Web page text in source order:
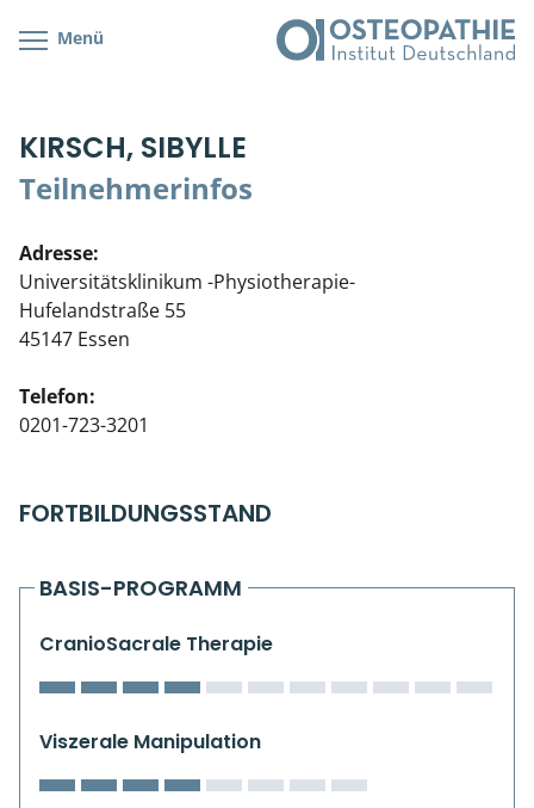
Menü
KIRSCH, SIBYLLE
Teilnehmerinfos
Adresse:
Universitätsklinikum -Physiotherapie-
Hufelandstraße 55
45147 Essen
Telefon:
0201-723-3201
FORTBILDUNGSSTAND
BASIS-PROGRAMM
CranioSacrale Therapie
Viszerale Manipulation
Cranial/Neurale Osteopathie
Parietale Osteopathie
Viszerale Osteopathie
Klinische & Praktische Kurse
Live Online-Kurse
Bonus-Programm
Veranstaltungsticket DB
Wissenswertes
Teilnehmerliste
Stellenbörse
Soziales Engagement